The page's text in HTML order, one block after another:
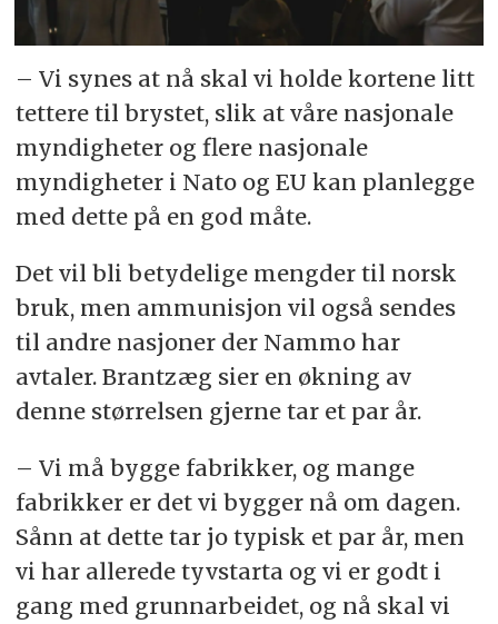
– Vi synes at nå skal vi holde kortene litt
tettere til brystet, slik at våre nasjonale
myndigheter og flere nasjonale
myndigheter i Nato og EU kan planlegge
med dette på en god måte.
Det vil bli betydelige mengder til norsk
bruk, men ammunisjon vil også sendes
til andre nasjoner der Nammo har
avtaler. Brantzæg sier en økning av
denne størrelsen gjerne tar et par år.
– Vi må bygge fabrikker, og mange
fabrikker er det vi bygger nå om dagen.
Sånn at dette tar jo typisk et par år, men
vi har allerede tyvstarta og vi er godt i
gang med grunnarbeidet, og nå skal vi